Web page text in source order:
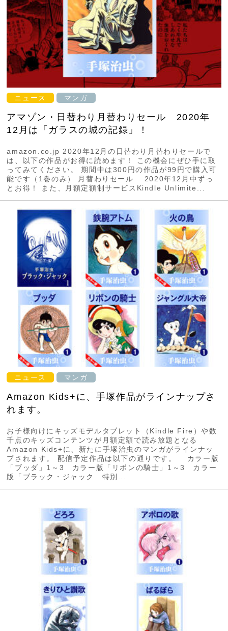
ニュース マンガ
アマゾン・日替わり月替わりセール 2020年
12月は「ガラスの城の記録」！
amazon.co.jp 2020年12月の日替わり月替わりセールで
は、以下の作品がお得に読めます！ この機会にぜひ手に取
ってみてください。 期間中は300円の作品が99円で購入可
能です（1巻のみ） 月替わりセール 2020年12月中ずっ
とお得！ また、月額定額制サービスKindle Unlimite...
ニュース マンガ
Amazon Kids+に、手塚作品がラインナップさ
れます。
お子様向けにキッズモデルタブレット（Kindle Fire）や数
千点のキッズコンテンツが月額定額で読み放題となる
Amazon Kids+に、新たに手塚治虫のマンガがラインナッ
プされます。 配信予定作品は以下の通りです。 カラー版
「ブッダ」1～3 カラー版「リボンの騎士」1～3 カラー
版「ブラック・ジャック 特別...